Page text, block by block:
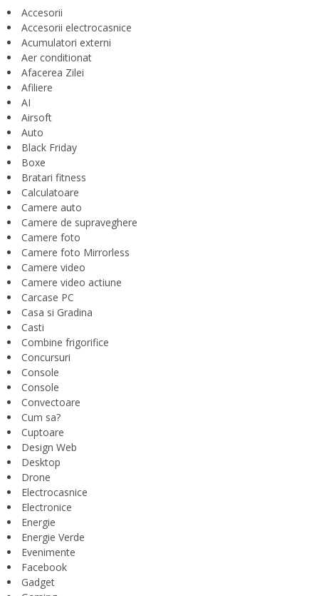
Accesorii
Accesorii electrocasnice
Acumulatori externi
Aer conditionat
Afacerea Zilei
Afiliere
AI
Airsoft
Auto
Black Friday
Boxe
Bratari fitness
Calculatoare
Camere auto
Camere de supraveghere
Camere foto
Camere foto Mirrorless
Camere video
Camere video actiune
Carcase PC
Casa si Gradina
Casti
Combine frigorifice
Concursuri
Console
Console
Convectoare
Cum sa?
Cuptoare
Design Web
Desktop
Drone
Electrocasnice
Electronice
Energie
Energie Verde
Evenimente
Facebook
Gadget